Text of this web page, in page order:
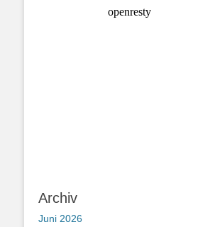
Archiv
Juni 2026